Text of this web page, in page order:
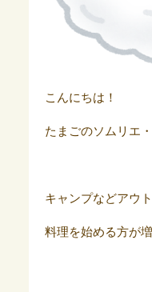
こんにちは！
たまごのソムリエ
キャンプなどアウ
料理を始める方が